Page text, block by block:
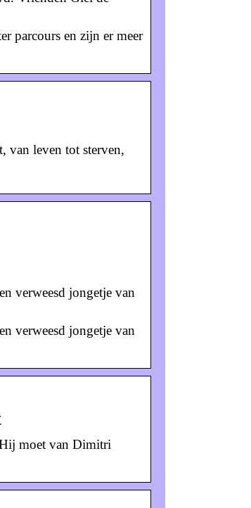
parcours en zijn er meer
van leven tot sterven,
verweesd jongetje van
verweesd jongetje van
moet van Dimitri